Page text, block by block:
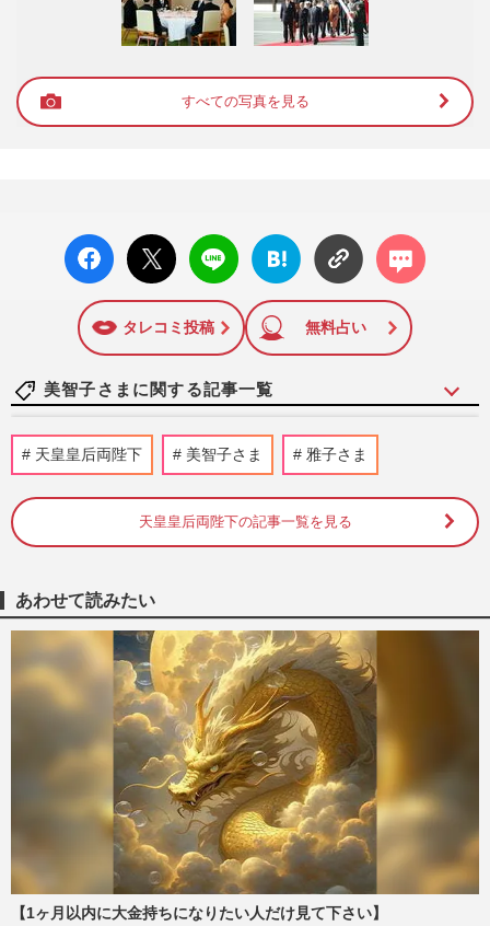
すべての写真を見る
facebo
ok い
X ポス
ト
LINE
はてな
ブック
に追加
コメン
ト
タレコミ投稿 無料占い
美智子さまに関する記事一覧
《元女性皇族の今》皇籍離脱から約20年の
黒田清子さん「近所で乾杯」の姿と皇室を
週刊女性2026年7月28日・8月4日号 2026/7/20
の関係で思い出す美智子さまの言葉、佳子
さまにも期待する「積極的…
週刊女性2026年6月30日号
《360万円着服発覚も》愛子さまの昼食
代…天皇家の「内廷費」3億2400万円の使
い道と、物価高でも増額見送り…
週刊女性PRIME
《360万円着服発覚も》愛子さまの昼食
代…天皇家の「内廷費」3億2400万円の使
い道と、物価高でも増額見送り…
週刊女性2026年6月2日号
天皇皇后両陛下 美智子さま 雅子さま
天皇皇后両陛下の記事一覧を見る
あわせて読みたい
【1ヶ月以内に大金持ちになりたい人だけ見て下さい】